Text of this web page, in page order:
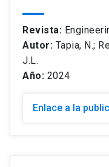
Revista:
Autor: Tapia, N.;
J.L.
Año: 2024
Enlace a la